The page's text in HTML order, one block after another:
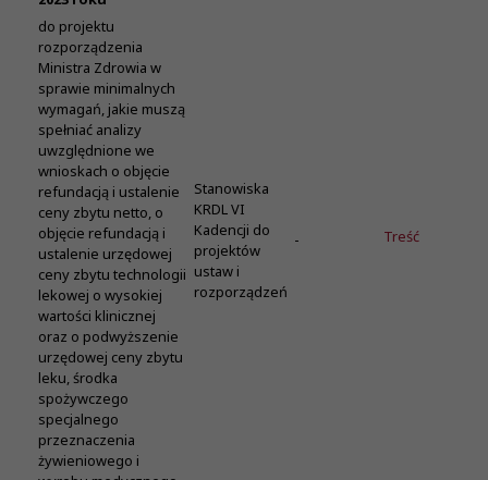
do projektu
rozporządzenia
Ministra Zdrowia w
sprawie minimalnych
wymagań, jakie muszą
spełniać analizy
uwzględnione we
wnioskach o objęcie
refundacją i ustalenie
ceny zbytu netto, o
objęcie refundacją i
ustalenie urzędowej
ceny zbytu technologii
lekowej o wysokiej
wartości klinicznej
oraz o podwyższenie
urzędowej ceny zbytu
leku, środka
spożywczego
specjalnego
przeznaczenia
żywieniowego i
Stanowiska
KRDL VI
Kadencji do
projektów
ustaw i
rozporządzeń
- Treść